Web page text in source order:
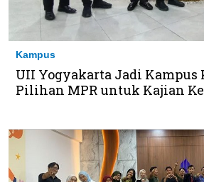
Kampus
UII Yogyakarta Jadi Kampus
Pilihan MPR untuk Kajian